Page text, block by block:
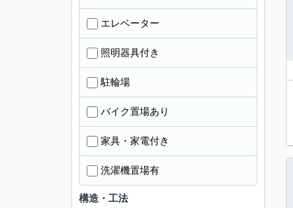
エレベーター
照明器具付き
駐輪場
バイク置場あり
家具・家電付き
洗濯機置場有
構造・工法